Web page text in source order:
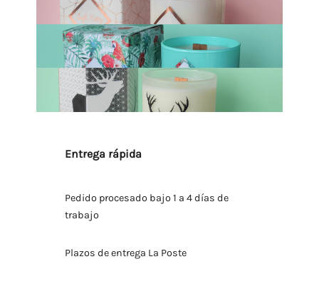
Entrega rápida
Pedido procesado bajo 1 a 4 días de
trabajo
Plazos de entrega La Poste